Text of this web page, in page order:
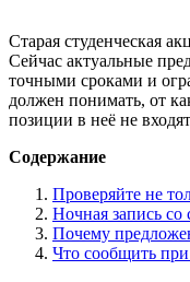
Старая студенческая
Сейчас актуальные
точными сроками и
должен понимать, от
позиции в неё не
Содержание
Проверяйте не
Ночная запись со
Почему
Что сообщить